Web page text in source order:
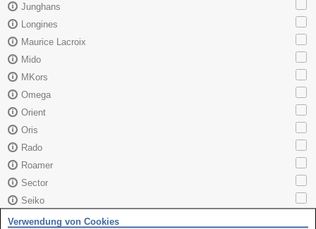
Junghans
Longines
Maurice Lacroix
Mido
MKors
Omega
Orient
Oris
Rado
Roamer
Sector
Seiko
Skagen
Verwendung von Cookies